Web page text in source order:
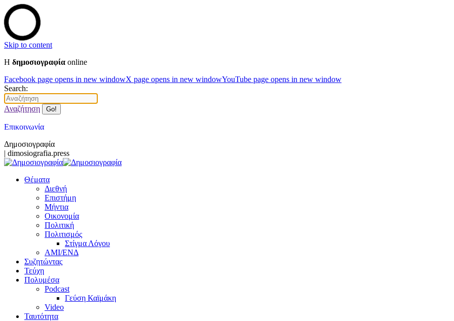
Skip to content
Η δημοσιογραφία online
Facebook page opens in new windowX page opens in new windowYouTube page opens in new window
Search:
Αναζήτηση
Επικοινωνία
Δημοσιογραφία
| dimosiografia.press
Θέματα
Διεθνή
Επιστήμη
Μήντια
Οικονομία
Πολιτική
Πολιτισμός
Στίγμα Λόγου
AMI/ΕΝΔ
Συζητώντας
Τεύχη
Πολυμέσα
Podcast
Γεύση Καϊμάκη
Video
Ταυτότητα